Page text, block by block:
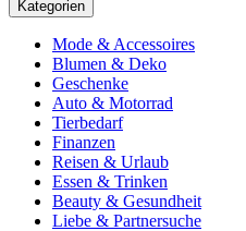
Kategorien
Mode & Accessoires
Blumen & Deko
Geschenke
Auto & Motorrad
Tierbedarf
Finanzen
Reisen & Urlaub
Essen & Trinken
Beauty & Gesundheit
Liebe & Partnersuche